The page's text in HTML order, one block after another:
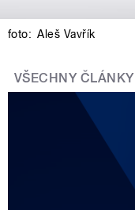
foto: Aleš Vavřík
VŠECHNY ČLÁNKY